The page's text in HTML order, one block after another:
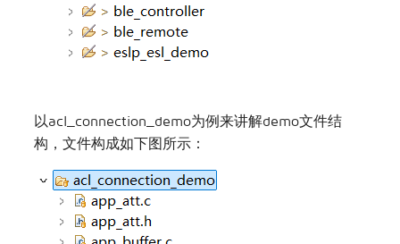
以acl_connection_demo为例来讲解demo文件结
构，文件构成如下图所示：